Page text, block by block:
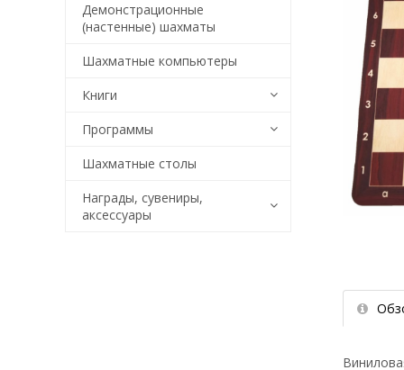
Демонстрационные
(настенные) шахматы
Шахматные компьютеры
Книги
Программы
Шахматные столы
Награды, сувениры,
аксессуары